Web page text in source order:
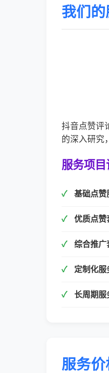
我们
抖音点赞评
的深入研究
服务项目
基础点赞
优质点赞
综合推广
定制化服
长周期服
服务